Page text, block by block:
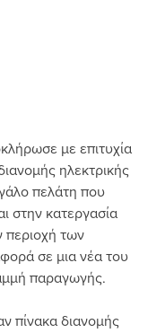
με επιτυχία
ηλεκτρικής
πελάτη που
στην κατεργασία
περιοχή των
σε μια νέα του
παραγωγής.
πίνακα διανομής